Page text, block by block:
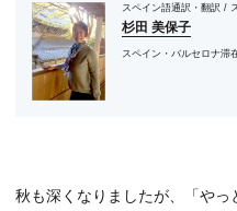
スペイン語通訳・翻訳 /
杉田 美保子
スペイン・バルセロナ滞
秋も深くなりましたが、「や